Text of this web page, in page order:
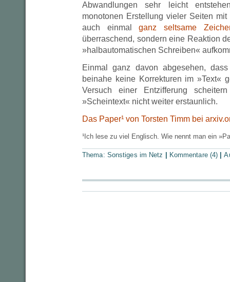
Abwandlungen sehr leicht
monotonen Erstellung vieler Seiten
auch einmalganz seltsame
überraschend, sondern eine Reaktion
»halbautomatischen Schreiben«
Einmal ganz davon abgesehen,
beinahe keine Korrekturen im »Text«
Versuch einer Entzifferung
»Scheintext« nicht weiter erstaunlich.
Das Paper¹ von Torsten Timm bei
¹Ich lese zu viel Englisch. Wie nennt man ein
Thema: Sonstiges im Netz Kommentare (4) |